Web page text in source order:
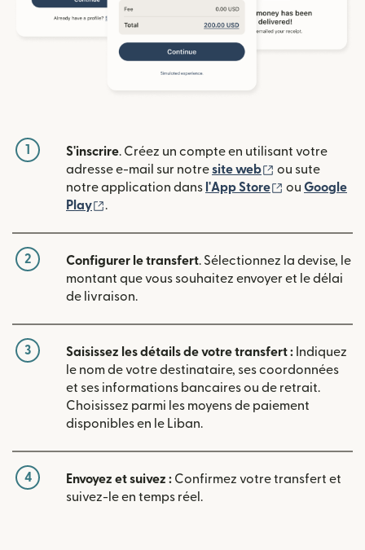
1 S'inscrire. Créez un compte en utilisant votre
adresse e-mail sur notresite web (s'ouvre dans
ou sute
notre application dans l'App Store (s'ouvre
ou Google
Play
.
2 Configurer le transfert. Sélectionnez la devise, le
montant que vous souhaitez envoyer et le délai
de livraison.
3 Saisissez les détails de votre transfert : Indiquez
le nom de votre destinataire, ses coordonnées
et ses informations bancaires ou de retrait.
Choisissez parmi les moyens de paiement
disponibles en le Liban.
4 Envoyez et suivez : Confirmez votre transfert et
suivez-le en temps réel.